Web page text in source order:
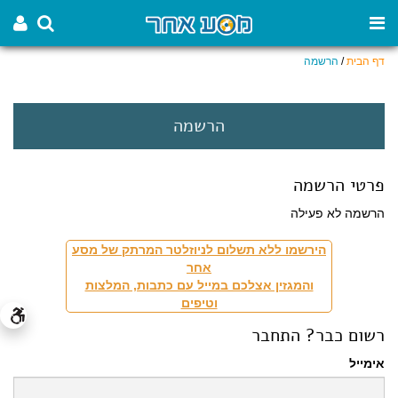
דף הבית/ הרשמה
הרשמה
פרטי הרשמה
הרשמה לא פעילה
הירשמו ללא תשלום לניוזלטר המרתק של מסע
אחר
והמגזין אצלכם במייל עם כתבות, המלצות
וטיפים
רשום כבר? התחבר
אימייל